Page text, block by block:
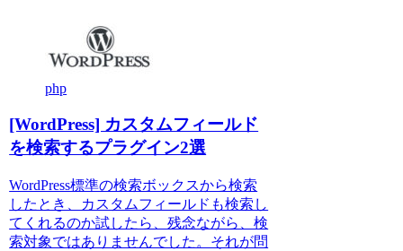
php
[WordPress] カスタムフィールド
を検索するプラグイン2選
WordPress標準の検索ボックスから検索
したとき、カスタムフィールドも検索し
てくれるのか試したら、残念ながら、検
索対象ではありませんでした。それが問